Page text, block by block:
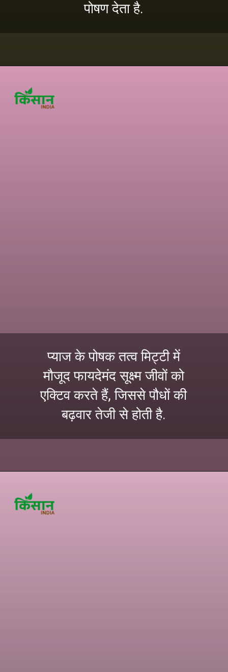
पोषण देता है.
प्याज के पोषक तत्व मिट्टी में
मौजूद फायदेमंद सूक्ष्म जीवों को
एक्टिव करते हैं, जिससे पौधों की
बढ़वार तेजी से होती है.